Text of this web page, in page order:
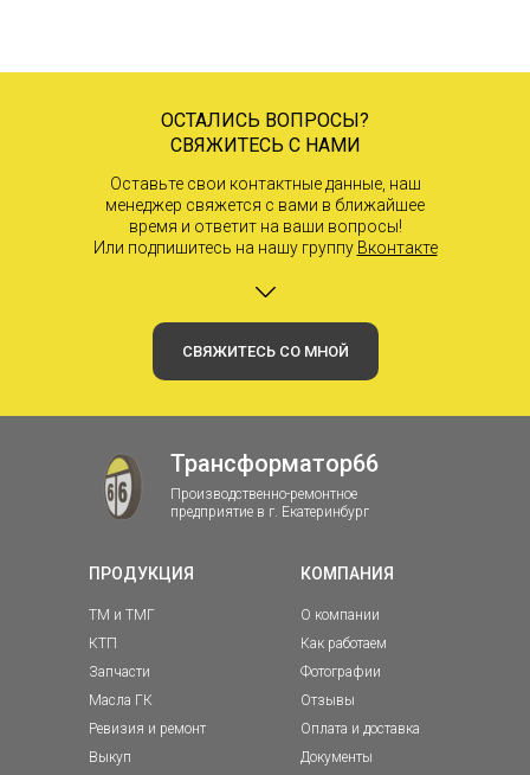
ОСТАЛИСЬ ВОПРОСЫ?
СВЯЖИТЕСЬ С НАМИ
Оставьте свои контактные данные, наш
менеджер свяжется с вами в ближайшее
время и ответит на ваши вопросы!
Или подпишитесь на нашу группу Вконтакте
СВЯЖИТЕСЬ СО МНОЙ
Трансформатор66
Производственно-ремонтное
предприятие в г. Екатеринбург
ПРОДУКЦИЯ КОМПАНИЯ
О компании
Как работаем
Фотографии
Отзывы
Оплата и доставка
Документы
ТМ и ТМГ
КТП
Запчасти
Масла ГК
Ревизия и ремонт
Выкуп